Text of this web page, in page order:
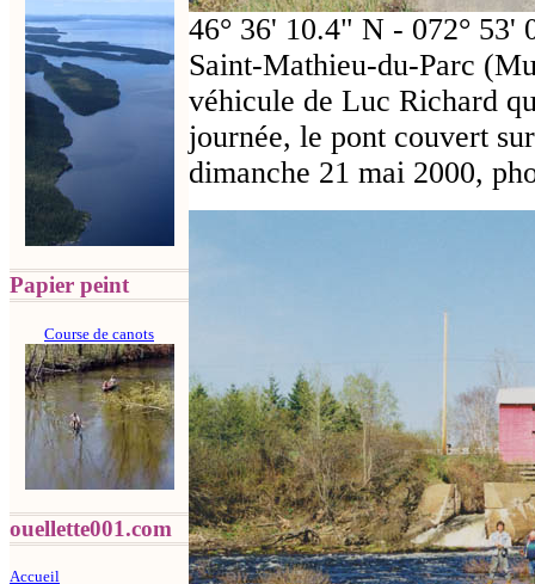
Papier peint
Course de canots
ouellette001.com
Accueil
46° 36' 10.4" N - 072° 53'
Saint-Mathieu-du-Parc
véhicule de Luc Richard
journée, le pont couvert
dimanche 21 mai 2000,